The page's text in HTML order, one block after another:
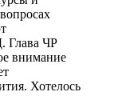
Глава ЧР
внимание
Хотелось